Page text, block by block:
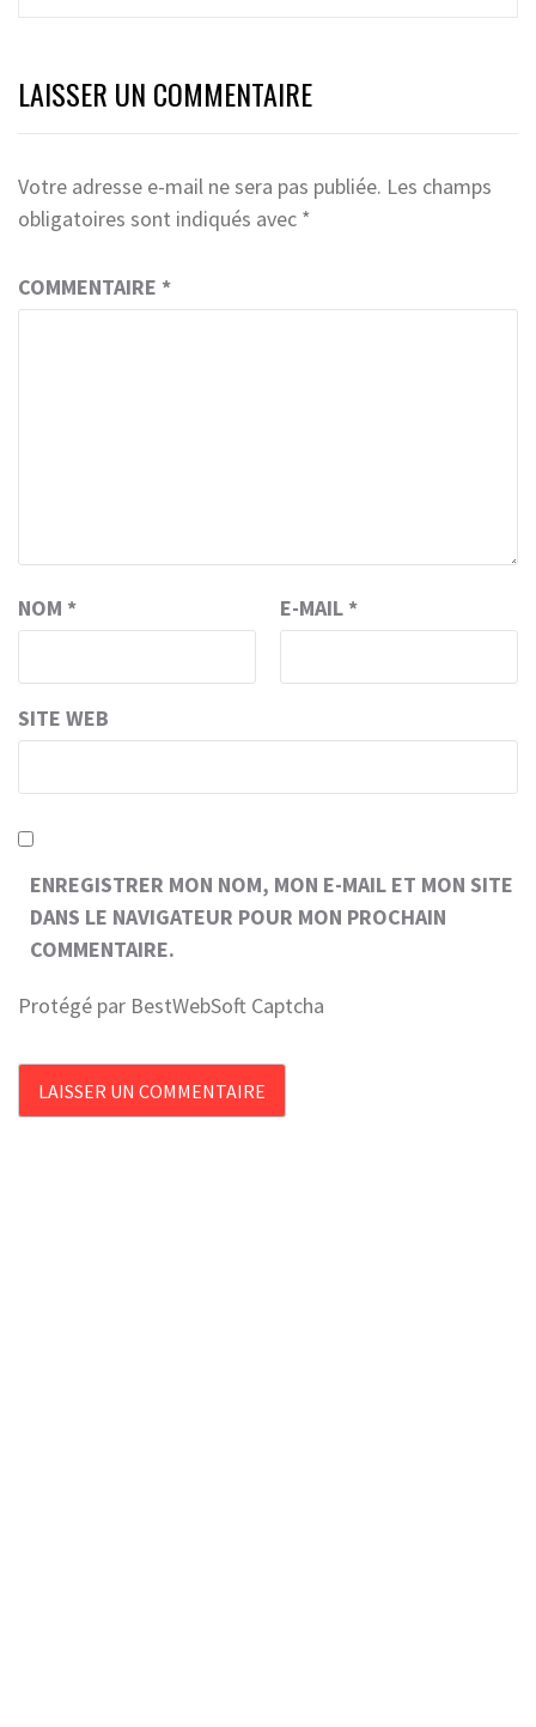
LAISSER UN COMMENTAIRE
Votre adresse e-mail ne sera pas publiée. Les champs
obligatoires sont indiqués avec *
COMMENTAIRE *
NOM * E-MAIL *
SITE WEB
ENREGISTRER MON NOM, MON E-MAIL ET MON SITE
DANS LE NAVIGATEUR POUR MON PROCHAIN
COMMENTAIRE.
Protégé par BestWebSoft Captcha